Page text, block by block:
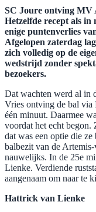
SC Joure ontving MV
Hetzelfde recept als in
enige puntenverlies
Afgelopen zaterdag
zich volledig op de
wedstrijd zonder
bezoekers.
Dat wachten werd al in
Vries ontving de bal via
één minuut. Daarmee
voordat het echt begon.
dat was een optie die
balbezit van de
nauwelijks. In de 25e
Lienke. Verdiende
aangenaam om naar te
Hattrick van Lienke